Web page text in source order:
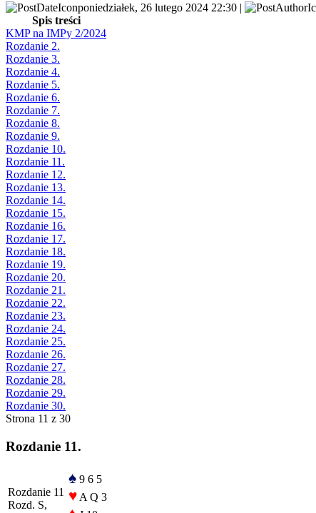
poniedziałek, 26 lutego 2024 22:30 |
Spis treści
KMP na IMPy 2/2024
Rozdanie 2.
Rozdanie 3.
Rozdanie 4.
Rozdanie 5.
Rozdanie 6.
Rozdanie 7.
Rozdanie 8.
Rozdanie 9.
Rozdanie 10.
Rozdanie 11.
Rozdanie 12.
Rozdanie 13.
Rozdanie 14.
Rozdanie 15.
Rozdanie 16.
Rozdanie 17.
Rozdanie 18.
Rozdanie 19.
Rozdanie 20.
Rozdanie 21.
Rozdanie 22.
Rozdanie 23.
Rozdanie 24.
Rozdanie 25.
Rozdanie 26.
Rozdanie 27.
Rozdanie 28.
Rozdanie 29.
Rozdanie 30.
Strona 11 z 30
Rozdanie 11.
Rozdanie 11
Rozd. S,
♠ 9 6 5
♥ A Q 3